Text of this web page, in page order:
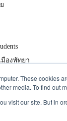
These cookies
media. To find out
visit our site. But in
องพัทยา